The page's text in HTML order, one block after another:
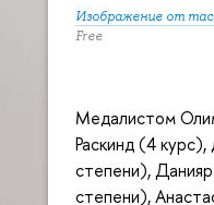
Изображение от
Free
Медалистом
Раскинд (4
степени),
степени),